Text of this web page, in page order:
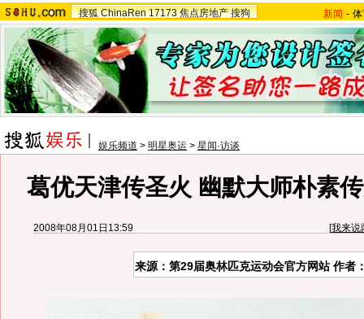
搜狐 ChinaRen 17173 焦点房地产 搜狗 新闻 -
娱乐频道 > 明星奥运 > 星闻·访谈
葛优天津传圣火 幽默大师朴素
2008年08月01日13:59 [我来说
来源：第29届奥林匹克运动会官方网站 作者